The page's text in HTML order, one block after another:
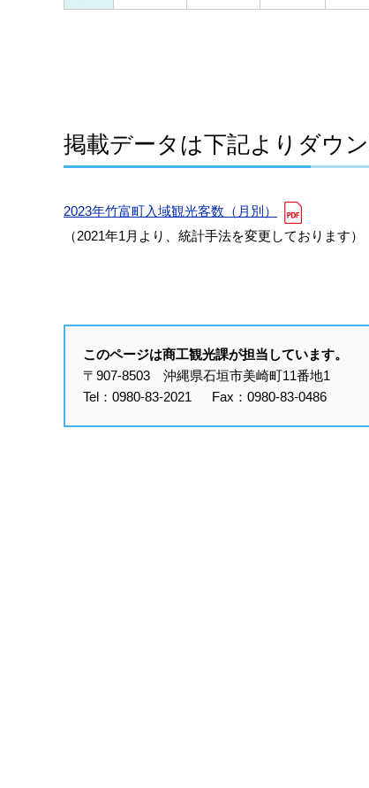
掲載データは下記よりダウ
2023年竹富町入域観光客数（月別）
（2021年1月より、統計手法を変更しております）
このページは商工観光課が担当しています。
〒907-8503 沖縄県石垣市美崎町11番地1
Tel：0980-83-2021 Fax：0980-83-0486